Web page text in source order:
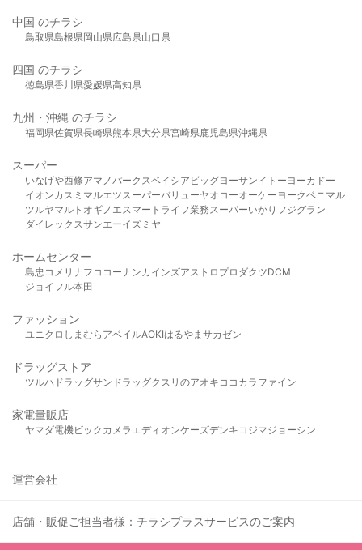
中国 のチラシ
鳥取県島根県岡山県広島県山口県
四国 のチラシ
徳島県香川県愛媛県高知県
九州・沖縄 のチラシ
福岡県佐賀県長崎県熊本県大分県宮崎県鹿児島県沖縄県
スーパー
いなげや西條アマノパークスベイシア ビッグヨーサンイトーヨーカドー
イオンカスミ マルエツスーパーバリューヤオコーオーケー ヨークベニマル
ツルヤマルト オギノ エスマート ライフ業務スーパーいかり フジグラン
ダイレックスサンエーイズミヤ
ホームセンター
島忠 コメリ ナフコ コーナンカインズアストロプロダクツDCM
ジョイフル本田
ファッション
ユニクロ しまむら アベイルAOKIはるやま サカゼン
ドラッグストア
ツルハドラッグサンドラッグクスリのアオキ ココカラファイン
家電量販店
ヤマダ電機ビックカメラ エディオンケーズデンキ コジマジョーシン
運営会社
店舗・販促ご担当者様：チラシプラスサービスのご案内